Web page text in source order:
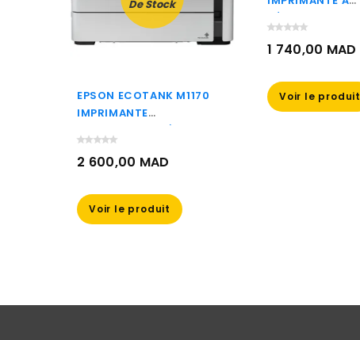
De Stock
EPSON ECOTANK M1170
IMPRIMANTE
MONOCHROME À
RÉSERVOIRS
RECHARGEABLES
2 600,00 MAD
Voir le produit
RÉSERVOIRS
RECHARGEABLES
(C11CG89402)
1 740,00 MAD
Voir le produit